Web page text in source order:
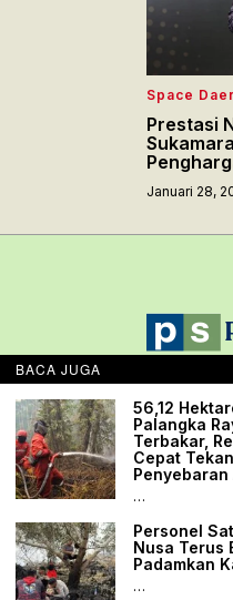
Space
Prestasi
Januari 28,
Seluruh
Creative
BACA JUGA
56,12
Palangka
Terbakar,
Cepat Tekan
Penyebaran
…
Personel
Nusa Terus
Padamkan
…